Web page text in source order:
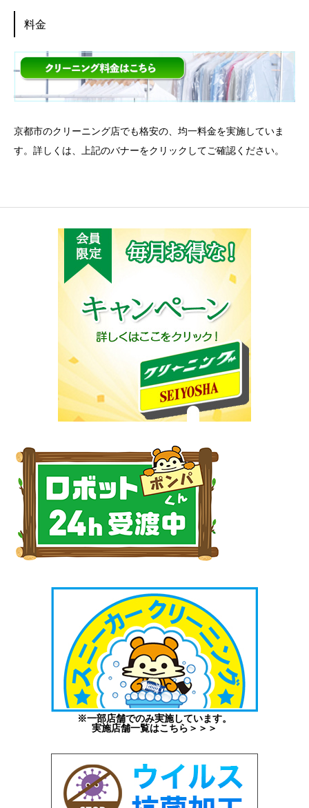
料金
京都市のクリーニング店でも格安の、均一料金を実施していま
す。詳しくは、上記のバナーをクリックしてご確認ください。
※一部店舗でのみ実施しています。
実施店舗一覧はこちら＞＞＞